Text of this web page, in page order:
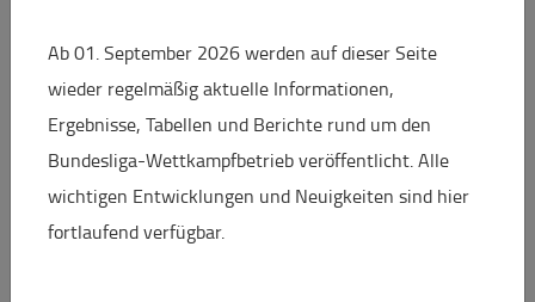
+
−
Ab 01. September 2026 werden auf dieser Seite
wieder regelmäßig aktuelle Informationen,
Ergebnisse, Tabellen und Berichte rund um den
Bundesliga-Wettkampfbetrieb veröffentlicht. Alle
wichtigen Entwicklungen und Neuigkeiten sind hier
fortlaufend verfügbar.